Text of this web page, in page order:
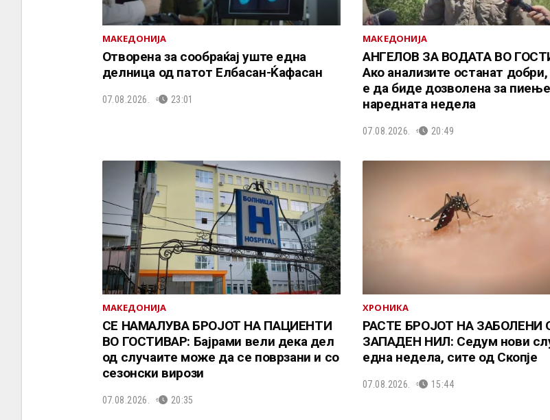
МАКЕДОНИЈА
Отворена за сообраќај уште една
делница од патот Елбасан-Ќафасан
07.08.2026. 23:01
МАКЕДОНИЈА
АНГЕЛОВ ЗА ВОДАТА ВО
Ако анализите останат
е да биде дозволена за пиење
наредната недела
07.08.2026. 20:49
МАКЕДОНИЈА
СЕ НАМАЛУВА БРОЈОТ НА ПАЦИЕНТИ
ВО ГОСТИВАР: Бајрами вели дека дел
од случаите може да се поврзани и со
сезонски вирози
07.08.2026. 20:35
ХРОНИКА
РАСТЕ БРОЈОТ НА ЗАБОЛЕНИ
ЗАПАДЕН НИЛ: Седум нови
една недела, сите од Скопје
07.08.2026. 15:44